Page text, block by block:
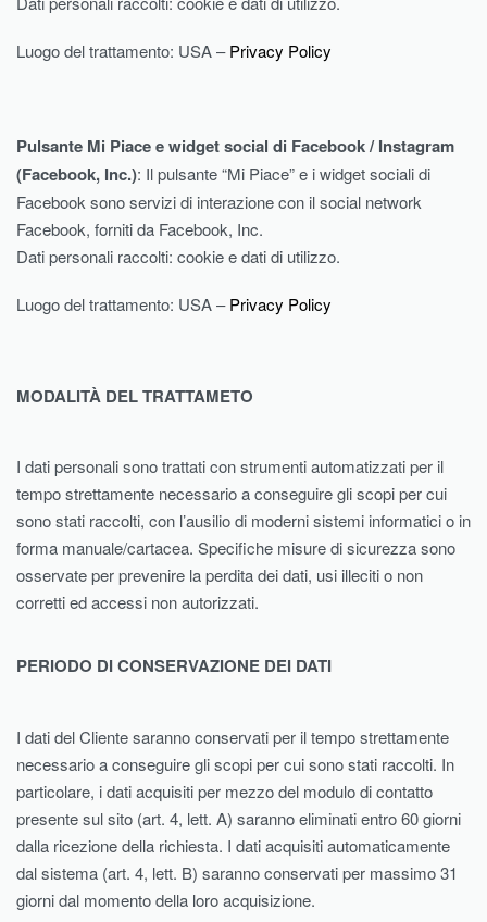
Luogo del trattamento: USA –Privacy Policy
Pulsante Mi Piace e widget social di Facebook / Instagram
(Facebook, Inc.): Il pulsante “Mi Piace” e i widget sociali di
Facebook sono servizi di interazione con il social network
Facebook, forniti da Facebook, Inc.
Dati personali raccolti: cookie e dati di utilizzo.
Luogo del trattamento: USA –Privacy Policy
MODALITÀ DEL TRATTAMETO
I dati personali sono trattati con strumenti automatizzati per il
tempo strettamente necessario a conseguire gli scopi per cui
sono stati raccolti, con l’ausilio di moderni sistemi informatici o in
forma manuale/cartacea. Specifiche misure di sicurezza sono
osservate per prevenire la perdita dei dati, usi illeciti o non
corretti ed accessi non autorizzati.
PERIODO DI CONSERVAZIONE DEI DATI
I dati del Cliente saranno conservati per il tempo strettamente
necessario a conseguire gli scopi per cui sono stati raccolti. In
particolare, i dati acquisiti per mezzo del modulo di contatto
presente sul sito (art. 4, lett. A) saranno eliminati entro 60 giorni
dalla ricezione della richiesta. I dati acquisiti automaticamente
dal sistema (art. 4, lett. B) saranno conservati per massimo 31
giorni dal momento della loro acquisizione.